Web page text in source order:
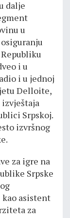
dalje
u
i u
i u jednoj
Delloite,
Srpskoj.
izvršnog
za igre na
Srpske
kao asistent
za